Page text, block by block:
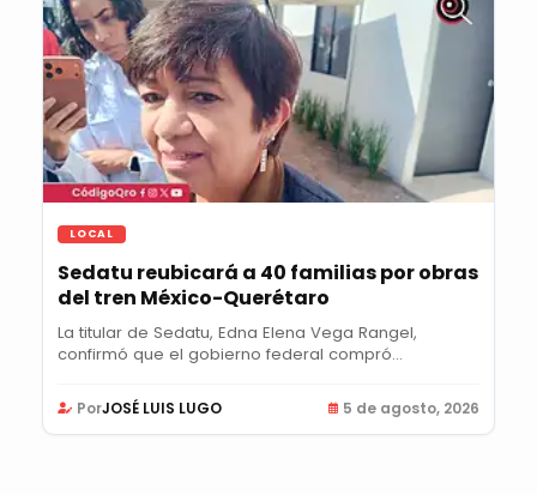
LOCAL
Sedatu reubicará a 40 familias por obras
del tren México-Querétaro
La titular de Sedatu, Edna Elena Vega Rangel,
confirmó que el gobierno federal compró
PorJOSÉ LUIS LUGO 5 de agosto, 2026